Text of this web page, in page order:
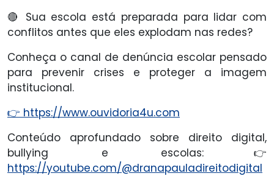
🔴 Sua escola está preparada para lidar com
conflitos antes que eles explodam nas redes?
Conheça o canal de denúncia escolar pensado
para prevenir crises e proteger a imagem
institucional.
👉 https://www.ouvidoria4u.com
Conteúdo aprofundado sobre direito digital,
bullying e escolas:👉
https://youtube.com/@dranapauladireitodigital